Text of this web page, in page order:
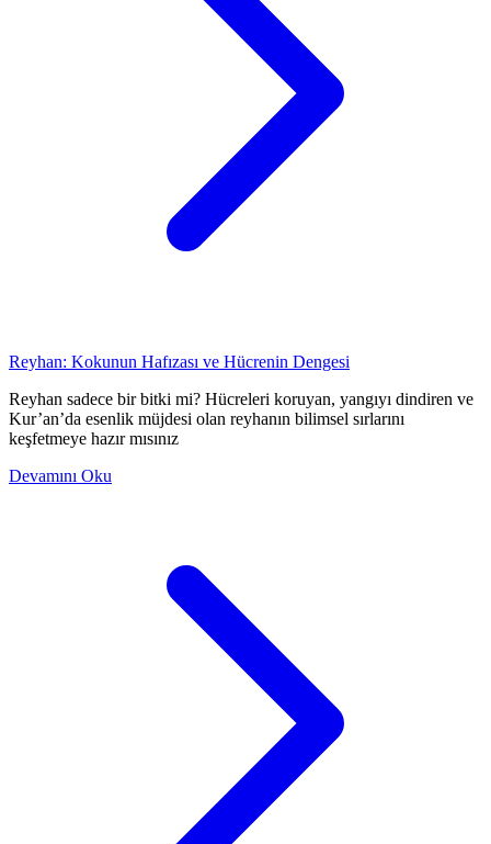
Reyhan: Kokunun Hafızası ve Hücrenin Dengesi
Reyhan sadece bir bitki mi? Hücreleri koruyan, yangıyı dindiren ve
Kur’an’da esenlik müjdesi olan reyhanın bilimsel sırlarını
keşfetmeye hazır mısınız
Devamını Oku